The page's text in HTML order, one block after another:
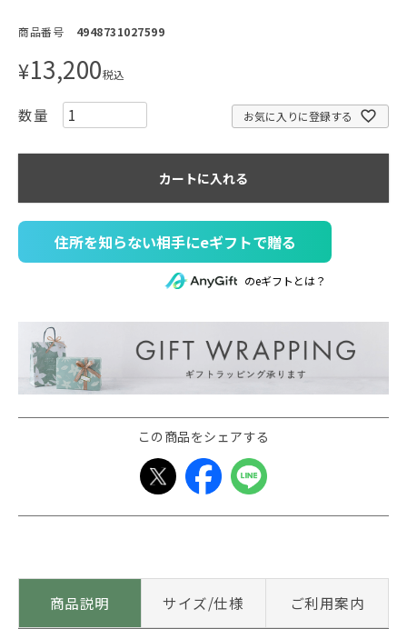
商品番号 4948731027599
¥13,200税込
お気に入りに登録する
カートに入れる
住所を知らない相手にeギフトで贈る
のeギフトとは？
この商品をシェアする
商品説明 サイズ/仕様 ご利用案内